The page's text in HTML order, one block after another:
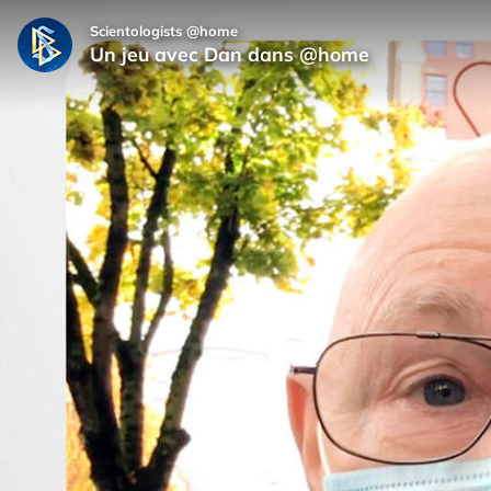
Scientologists @home
Un jeu avec Dan dans @home